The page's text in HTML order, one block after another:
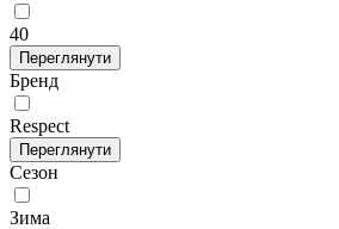
40
Переглянути
Бренд
Respect
Переглянути
Сезон
Зима